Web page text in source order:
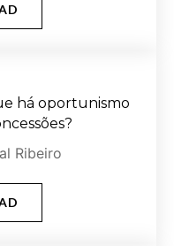
há oportunismo
Ribeiro